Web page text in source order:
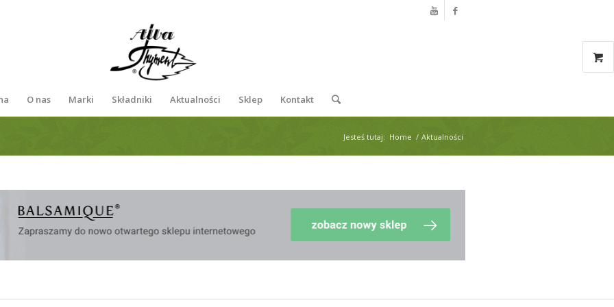
O nas Marki Składniki Aktualności Sklep Kontakt
Jesteś tutaj: Home / Aktualności